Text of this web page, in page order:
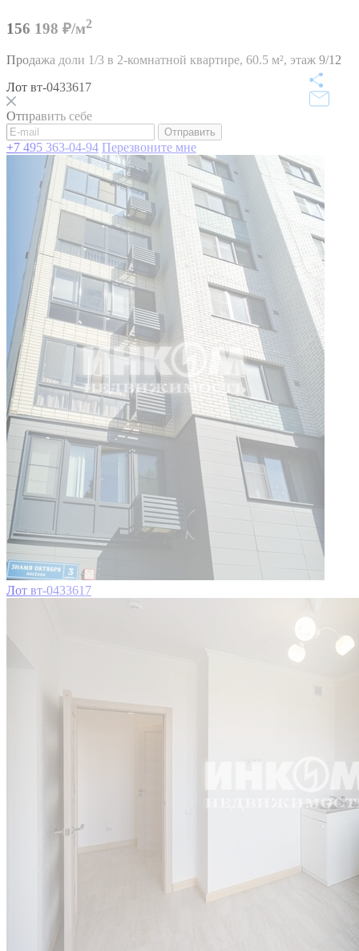
156 198 ₽/м2
Продажа доли 1/3 в 2-комнатной квартире, 60.5 м², этаж 9/12
Лот вт-0433617
Отправить себе
Отправить
+7 495 363-04-94 Перезвоните мне
Лот вт-0433617